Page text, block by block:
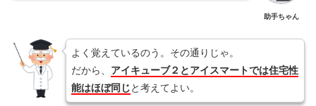
助手ちゃん
よく覚えているのう。その通りじゃ。
だから、 アイキューブ２とアイスマートでは住宅性
能はほぼ同じと考えてよい。